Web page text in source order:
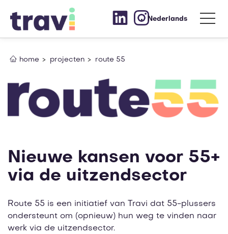
Nederlands
home projecten route 55
Nieuwe kansen voor 55+
via de uitzendsector
Route 55 is een initiatief van Travi dat 55-plussers
ondersteunt om (opnieuw) hun weg te vinden naar
werk via de uitzendsector.